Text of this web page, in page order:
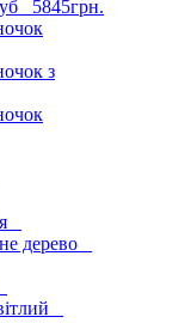
5845грн.
з
дерево